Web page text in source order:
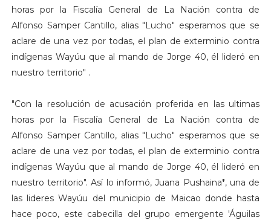
horas por la Fiscalía General de La Nación contra de
Alfonso Samper Cantillo, alias "Lucho" esperamos que se
aclare de una vez por todas, el plan de exterminio contra
indígenas Wayúu que al mando de Jorge 40, él lideró en
nuestro territorio" .
"Con la resolución de acusación proferida en las ultimas
horas por la Fiscalía General de La Nación contra de
Alfonso Samper Cantillo, alias "Lucho" esperamos que se
aclare de una vez por todas, el plan de exterminio contra
indígenas Wayúu que al mando de Jorge 40, él lideró en
nuestro territorio". Así lo informó, Juana Pushaina*, una de
las lideres Wayúu del municipio de Maicao donde hasta
hace poco, este cabecilla del grupo emergente 'Águilas